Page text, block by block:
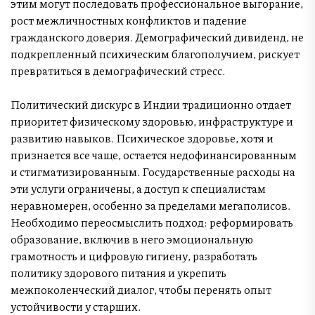
рост межличностных конфликтов и падение
гражданского доверия. Демографический дивиденд, не
подкрепленный психическим благополучием, рискует
превратиться в демографический стресс.
Политический дискурс в Индии традиционно отдает
приоритет физическому здоровью, инфраструктуре и
развитию навыков. Психическое здоровье, хотя и
признается все чаще, остается недофинансированным
и стигматизированным. Государственные расходы на
эти услуги ограничены, а доступ к специалистам
неравномерен, особенно за пределами мегаполисов.
Необходимо переосмыслить подход: реформировать
образование, включив в него эмоциональную
грамотность и цифровую гигиену, разработать
политику здорового питания и укрепить
межпоколенческий диалог, чтобы перенять опыт
устойчивости у старших.